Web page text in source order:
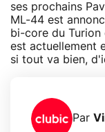
ses prochains
ML-44 est
bi-core du Turion
est actuellement
si tout va bien,
Par